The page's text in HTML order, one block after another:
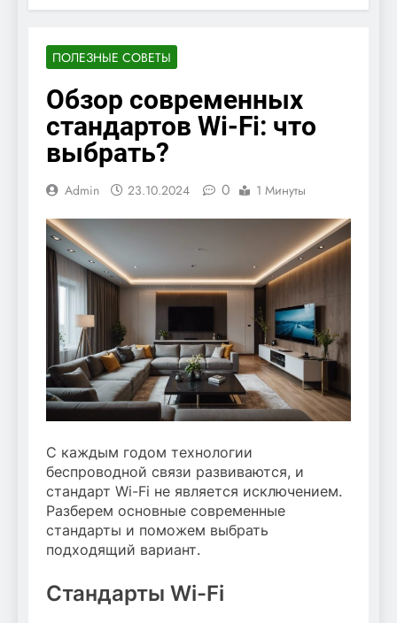
ПОЛЕЗНЫЕ СОВЕТЫ
Обзор современных
стандартов Wi-Fi: что
выбрать?
Admin 23.10.2024 0 1 Минуты
С каждым годом технологии
беспроводной связи развиваются, и
стандарт Wi-Fi не является исключением.
Разберем основные современные
стандарты и поможем выбрать
подходящий вариант.
Стандарты Wi-Fi